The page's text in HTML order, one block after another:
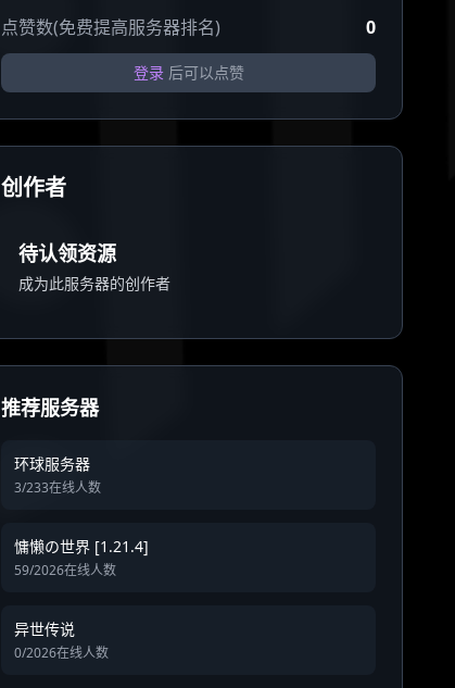
点赞数(免费提高服务器排名) 0
登录后可以点赞
创作者
待认领资源
成为此服务器的创作者
推荐服务器
环球服务器
3/233在线人数
慵懒の世界 [1.21.4]
59/2026在线人数
异世传说
0/2026在线人数